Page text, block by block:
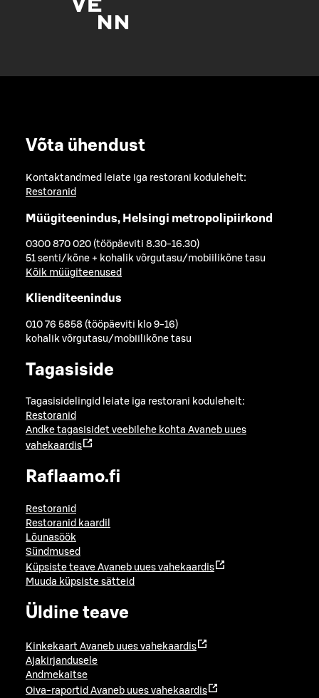
Võta ühendust
Kontaktandmed leiate iga restorani kodulehelt:
Restoranid
Müügiteenindus, Helsingi metropolipiirkond
0300 870 020 (tööpäeviti 8.30-16.30)
51 senti/kõne + kohalik võrgutasu/mobiilikõne tasu
Kõik müügiteenused
Klienditeenindus
010 76 5858 (tööpäeviti klo 9-16)
kohalik võrgutasu/mobiilikõne tasu
Tagasiside
Tagasisidelingid leiate iga restorani kodulehelt:
Restoranid
Andke tagasisidet veebilehe kohta Avaneb uues
vahekaardis
Raflaamo.fi
Restoranid
Restoranid kaardil
Lõunasöök
Sündmused
Küpsiste teave Avaneb uues vahekaardis
Muuda küpsiste sätteid
Üldine teave
Kinkekaart Avaneb uues vahekaardis
Ajakirjandusele
Andmekaitse
Oiva-raportid Avaneb uues vahekaardis